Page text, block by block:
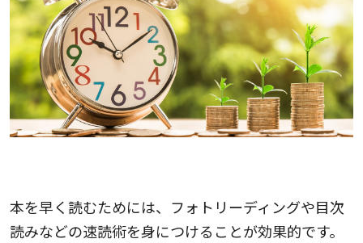
本を早く読むためには、フォトリーディングや目次
読みなどの速読術を身につけることが効果的です。